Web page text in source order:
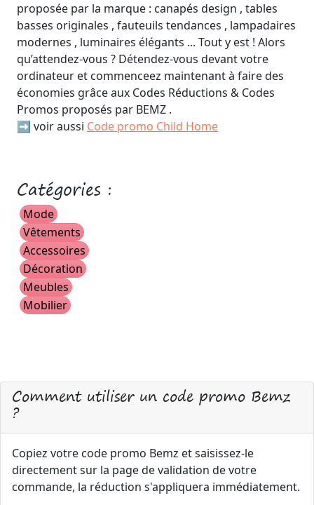
proposée par la marque : canapés design , tables
basses originales , fauteuils tendances , lampadaires
modernes , luminaires élégants ... Tout y est ! Alors
qu’attendez-vous ? Détendez-vous devant votre
ordinateur et commenceez maintenant à faire des
économies grâce aux Codes Réductions & Codes
Promos proposés par BEMZ .
➡️ voir aussi Code promo Child Home
Catégories :
Mode
Vêtements
Accessoires
Décoration
Meubles
Mobilier
Comment utiliser un code promo Bemz
?
Copiez votre code promo Bemz et saisissez-le
directement sur la page de validation de votre
commande, la réduction s'appliquera immédiatement.